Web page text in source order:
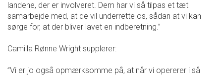
landene, der er involveret. Dem har vi så tilpas et tæt
samarbejde med, at de vil underrette os, sådan at vi kan
sørge for, at der bliver lavet en indberetning.”
Camilla Rønne Wright supplerer:
”Vi er jo også opmærksomme på, at når vi opererer i så